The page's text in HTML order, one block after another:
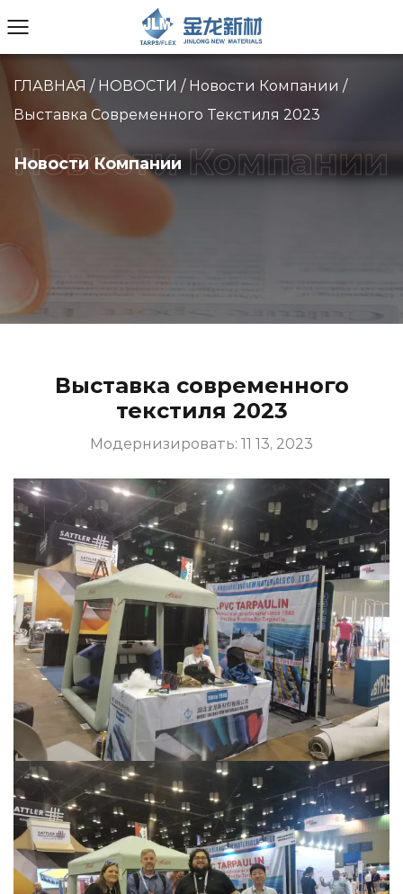
ГЛАВНАЯ / НОВОСТИ / Новости Компании /
Выставка Современного Текстиля 2023
Новости Компании
Выставка современного
текстиля 2023
Модернизировать: 11 13, 2023